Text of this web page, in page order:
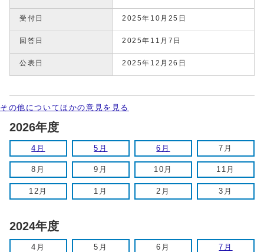
受付日 2025年10月25日
回答日 2025年11月7日
公表日 2025年12月26日
その他についてほかの意見を見る
2026年度
4月 5月 6月 7月
8月 9月 10月 11月
12月 1月 2月 3月
2024年度
4月 5月 6月 7月